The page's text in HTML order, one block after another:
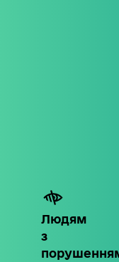
Людям
з